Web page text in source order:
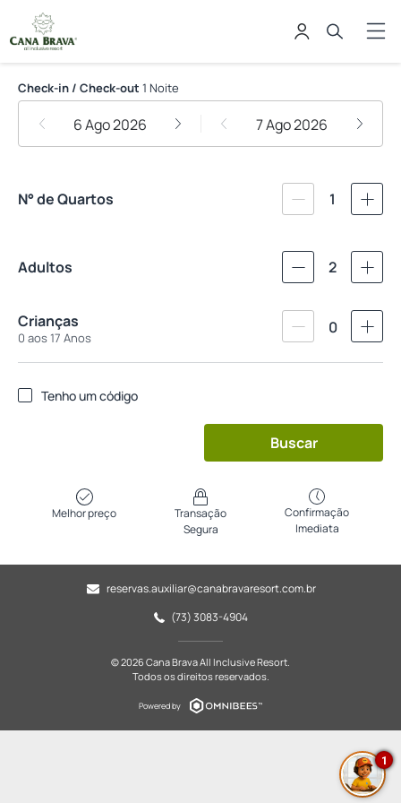
Cana Brava All Inclusive Resort
Check-in / Check-out 1 Noite
6 Ago 2026 7 Ago 2026
N° de Quartos 1
Adultos 2
Crianças
0 aos 17 Anos
0
Tenho um código
Buscar
Melhor preço
Transação
Segura
Confirmação
Imediata
reservas.auxiliar@canabravaresort.com.br
(73) 3083-4904
© 2026 Cana Brava All Inclusive Resort.
Todos os direitos reservados.
Powered by
1